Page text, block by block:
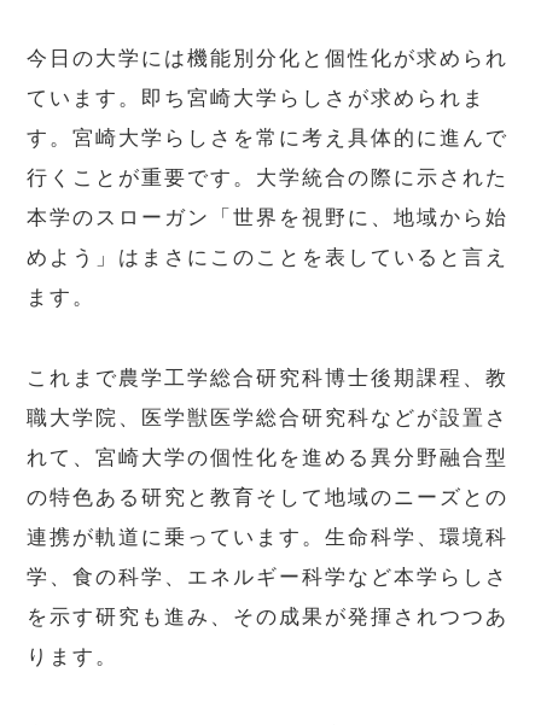
今日の大学には機能別分化と個性化が求められ
ています。即ち宮崎大学らしさが求められま
す。宮崎大学らしさを常に考え具体的に進んで
行くことが重要です。大学統合の際に示された
本学のスローガン「世界を視野に、地域から始
めよう」はまさにこのことを表していると言え
ます。
これまで農学工学総合研究科博士後期課程、教
職大学院、医学獣医学総合研究科などが設置さ
れて、宮崎大学の個性化を進める異分野融合型
の特色ある研究と教育そして地域のニーズとの
連携が軌道に乗っています。生命科学、環境科
学、食の科学、エネルギー科学など本学らしさ
を示す研究も進み、その成果が発揮されつつあ
ります。